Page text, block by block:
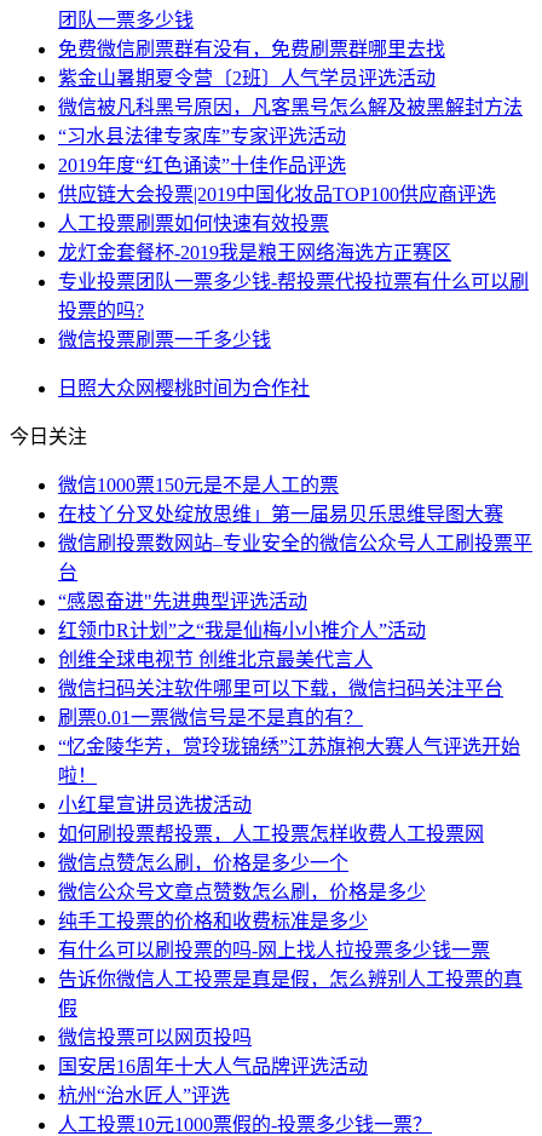
团队一票多少钱
免费微信刷票群有没有，免费刷票群哪里去找
紫金山暑期夏令营〔2班〕人气学员评选活动
微信被凡科黑号原因，凡客黑号怎么解及被黑解封方法
“习水县法律专家库”专家评选活动
2019年度“红色诵读”十佳作品评选
供应链大会投票|2019中国化妆品TOP100供应商评选
人工投票刷票如何快速有效投票
龙灯金套餐杯-2019我是粮王网络海选方正赛区
专业投票团队一票多少钱-帮投票代投拉票有什么可以刷
投票的吗?
微信投票刷票一千多少钱
日照大众网樱桃时间为合作社
今日关注
微信1000票150元是不是人工的票
在枝丫分叉处绽放思维」第一届易贝乐思维导图大赛
微信刷投票数网站–专业安全的微信公众号人工刷投票平
台
“感恩奋进"先进典型评选活动
红领巾R计划”之“我是仙梅小小推介人”活动
创维全球电视节 创维北京最美代言人
微信扫码关注软件哪里可以下载，微信扫码关注平台
刷票0.01一票微信号是不是真的有？
“忆金陵华芳，赏玲珑锦绣”江苏旗袍大赛人气评选开始
啦！
小红星宣讲员选拔活动
如何刷投票帮投票，人工投票怎样收费人工投票网
微信点赞怎么刷，价格是多少一个
微信公众号文章点赞数怎么刷，价格是多少
纯手工投票的价格和收费标准是多少
有什么可以刷投票的吗-网上找人拉投票多少钱一票
告诉你微信人工投票是真是假，怎么辨别人工投票的真
假
微信投票可以网页投吗
国安居16周年十大人气品牌评选活动
杭州“治水匠人”评选
人工投票10元1000票假的-投票多少钱一票？